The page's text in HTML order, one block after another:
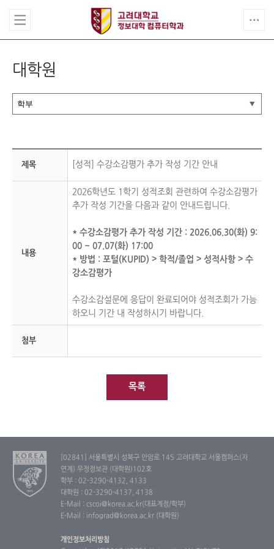
대학원
제목 성적 ] 수강소감평가 추가 작성 기간 안내
내용
2026학년도 1학기 성적조회 관련하여 수강소감평가
추가 작성 기간을 다음과 같이 안내드립니다.
* 수강소감평가 추가 작성 기간 : 2026.06.30(화) 9:
00 ~ 07.07(화) 17:00
* 방법 : 포털(KUPID) > 학적/졸업 > 성적사항 > 수
강소감평가
수강소감설문에 응답이 완료되어야 성적조회가 가능
하오니 기간 내 작성하시기 바랍니다.
첨부
목록
[02841] 서울특별시 성북구 안암로 145 고려대학교 서울캠퍼스(자
연계) 우정정보관 (대학원)102호
학부 : 02-3290-4132, 4133
대학원 : 02-3290-4137, 4138
E-Mail : cscoi@korea.ac.kr(대표계정/학부)
E-Mail : infograd@korea.ac.kr (대학원)
개인정보처리방침